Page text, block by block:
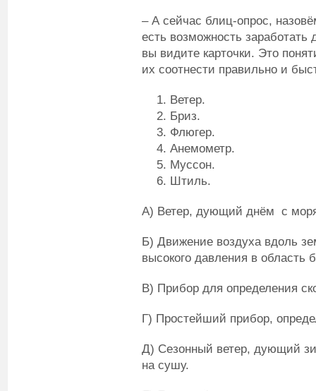
– А сейчас блиц-опрос,
есть возможность
вы видите карточки. Это
их соотнести правильно и
Ветер.
Бриз.
Флюгер.
Анемометр.
Муссон.
Штиль.
А) Ветер, дующий днём с
Б) Движение воздуха вдоль
высокого давления в область
В) Прибор для определения
Г) Простейший прибор,
Д) Сезонный ветер, дующий
на сушу.